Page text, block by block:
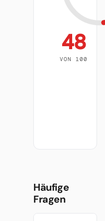
48
VON 100
Häufige
Fragen